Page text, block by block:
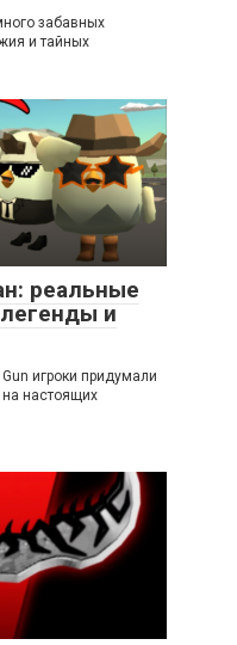
забавных
и тайных
реальные
и
игроки придумали
настоящих